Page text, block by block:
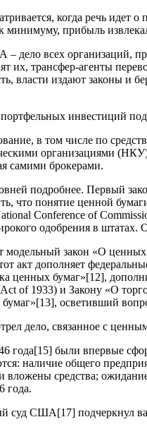
когда речь
минимуму, прибыль
дело всех организаций,
их, трансфер-агенты
власти издают законы и
инвестиций
в том числе по
организациями
самими брокерами.
подробнее. Первый
что понятие ценной
Conference of
одобрения в штатах.
модельный закон «О
акт дополняет
ценных бумаг»[12],
of 1933) и Закону «О
[13], осветивший
дело, связанное с
года[15] были впервые
наличие общего
вложены средства;
года.
суд США[17] подчеркнул